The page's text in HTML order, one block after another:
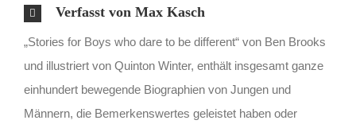
Verfasst von Max Kasch
„Stories for Boys who dare to be different“ von Ben Brooks
und illustriert von Quinton Winter, enthält insgesamt ganze
einhundert bewegende Biographien von Jungen und
Männern, die Bemerkenswertes geleistet haben oder